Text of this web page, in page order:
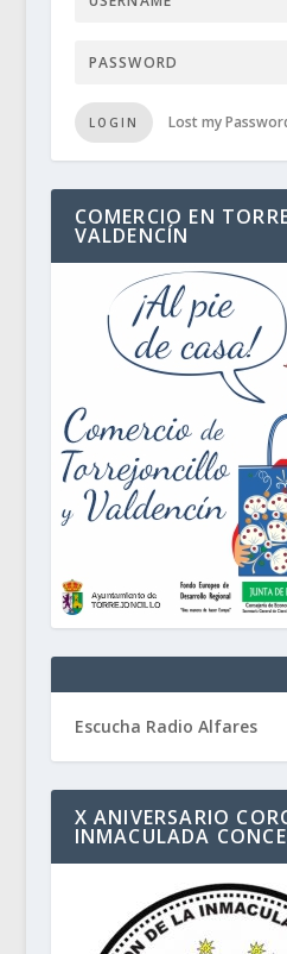
LOGIN Lost my
COMERCIO EN
VALDENCÍN
Escucha Radio Alfares
X ANIVERSARIO
INMACULADA